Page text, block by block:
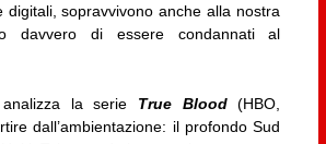
digitali, sopravvivono anche alla nostra
davvero di essere condannati al
analizza la serie True Blood(HBO,
dall’ambientazione: il profondo Sud